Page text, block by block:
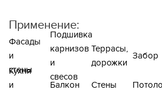
Применение:
Фасады
и
стены
Подшивка
карнизов
и
свесов
Террасы,
дорожки
Забор
Кухня
и
Балкон Стены